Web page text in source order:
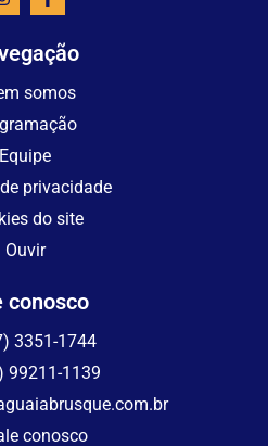
somos
Equipe
privacidade
do site
Ouvir
conosco
3351-1744
99211-1139
conosco